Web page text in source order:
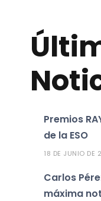
Premios
de la ESO
18 DE JUNIO DE
Carlos
máxima